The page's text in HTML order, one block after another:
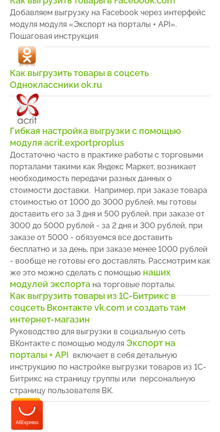
Добавляем выгрузку на Facebook через интерфейс
модуля модуля «Экспорт на порталы + API».
Пошаговая инструкция
Как выгрузить товары в соцсеть
Одноклассники ok.ru
Гибкая настройка выгрузки с помощью
модуля acrit.exportproplus
Достаточно часто в практике работы с торговыми
порталами такими как Яндекс Маркет, возникает
необходимость передачи разных данных о
стоимости доставки. Например, при заказе товара
стоимостью от 1000 до 3000 рублей, мы готовы
доставить его за 3 дня и 500 рублей, при заказе от
3000 до 5000 рублей - за 2 дня и 300 рублей, при
заказе от 5000 - обязуемся все доставить
бесплатно и за день, при заказе менее 1000 рублей
- вообще не готовы его доставлять. Рассмотрим как
же это можно сделать с помощью наших
модулей экспорта на торговые порталы.
Как выгрузить товары из 1С-Битрикс в
соцсеть Вконтакте vk.com и создать там
интернет-магазин
Руководство для выгрузки в социальную сеть
ВКонтакте с помощью модуля Экспорт на
порталы + API включает в себя детальную
инструкцию по настройке выгрузки товаров из 1С-
Битрикс на страницу группы или персональную
страницу пользователя ВК.